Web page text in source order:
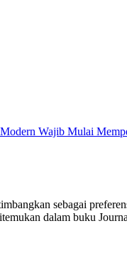
Wajib Mulai
sebagai
dalam buku